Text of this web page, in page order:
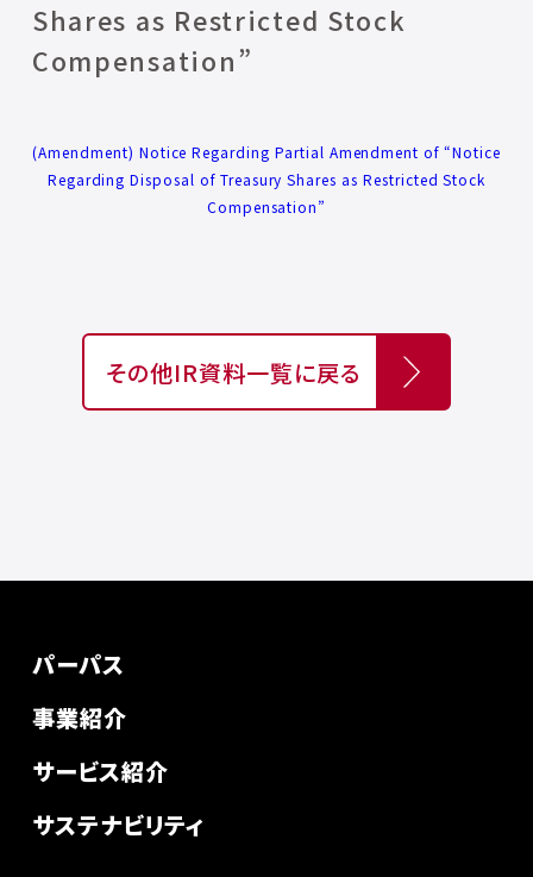
Shares as Restricted Stock
Compensation”
(Amendment) Notice Regarding Partial Amendment of “Notice
Regarding Disposal of Treasury Shares as Restricted Stock
Compensation”
その他IR資料一覧に戻る
パーパス
事業紹介
サービス紹介
サステナビリティ